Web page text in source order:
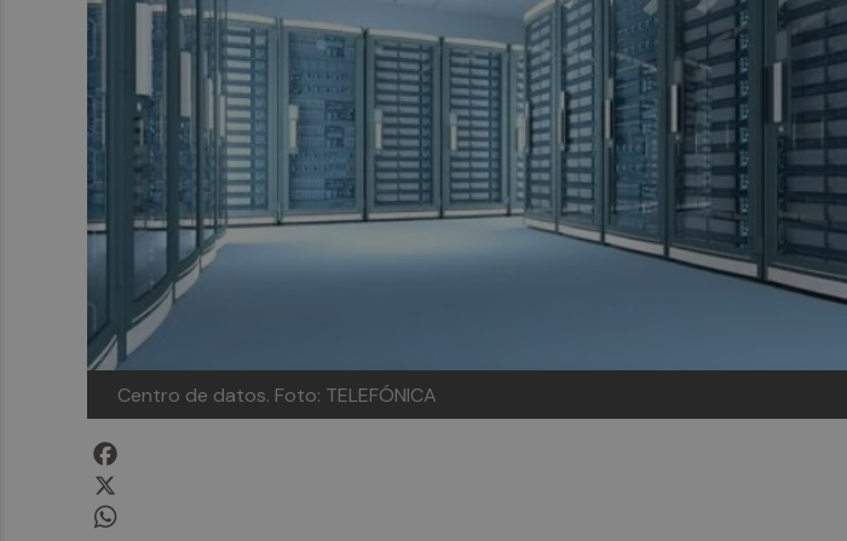
Centro de datos. Foto: TELEFÓNICA